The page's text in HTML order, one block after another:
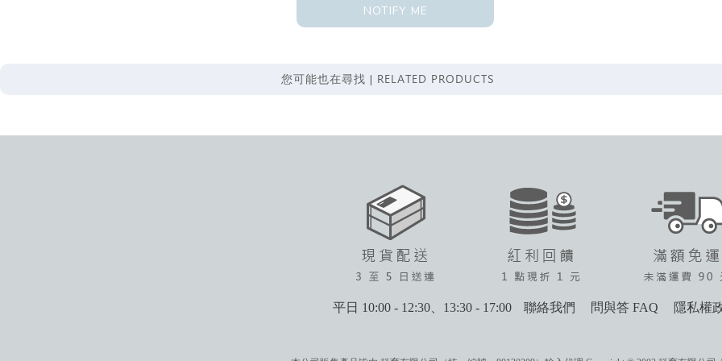
NOTIFY ME
您可能也在尋找 | RELATED PRODUCTS
平日 10:00 - 12:30、13:30 - 17:00 聯絡我們 問與答 FAQ 隱私權